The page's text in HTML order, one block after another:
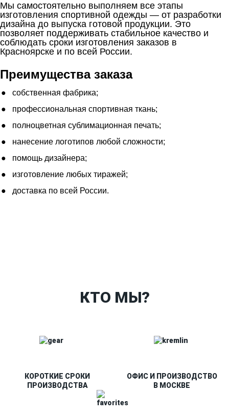
Мы самостоятельно выполняем все этапы
изготовления спортивной одежды — от разработки
дизайна до выпуска готовой продукции. Это
позволяет поддерживать стабильное качество и
соблюдать сроки изготовления заказов в
Красноярске и по всей России.
Преимущества заказа
собственная фабрика;
профессиональная спортивная ткань;
полноцветная сублимационная печать;
нанесение логотипов любой сложности;
помощь дизайнера;
изготовление любых тиражей;
доставка по всей России.
КТО МЫ?
КОРОТКИЕ СРОКИ
ПРОИЗВОДСТВА
ОФИС И ПРОИЗВОДСТВО
В МОСКВЕ